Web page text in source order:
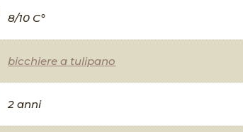
8/10 C°
bicchiere a tulipano
2 anni